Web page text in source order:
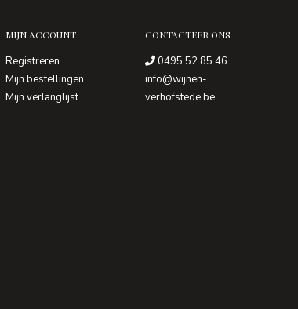
MIJN ACCOUNT
Registreren
Mijn bestellingen
Mijn verlanglijst
CONTACTEER ONS
0495 52 85 46
info@wijnen-
verhofstede.be